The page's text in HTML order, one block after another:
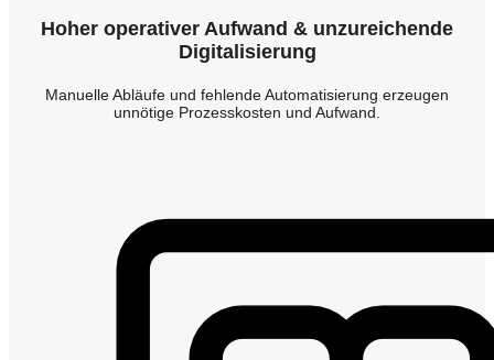
Hoher operativer Aufwand & unzureichende
Digitalisierung
Manuelle Abläufe und fehlende Automatisierung erzeugen
unnötige Prozesskosten und Aufwand.